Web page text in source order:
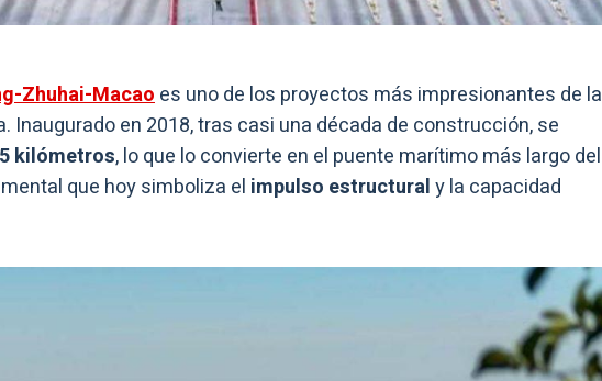
Zhuhai-Macaoes uno de los proyectos más impresionantes de la
Inaugurado en 2018, tras casi una década de construcción, se
kilómetros, lo que lo convierte en el puente marítimo más largo del
que hoy simboliza el impulso estructuraly la capacidad